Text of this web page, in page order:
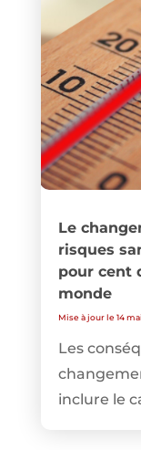
Le
risques
pour cent
monde
Mise à jour le 14
Les
inclure le